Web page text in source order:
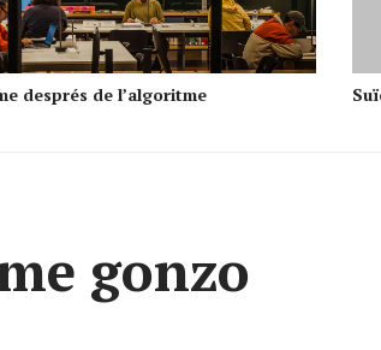
després de l’algoritme
gonzo